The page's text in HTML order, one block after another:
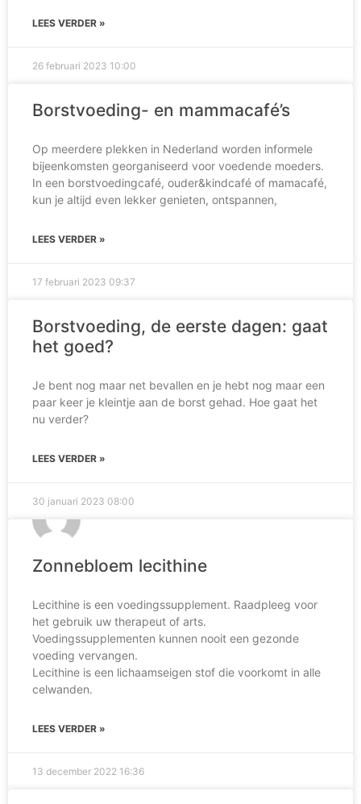
LEES VERDER »
26 februari 2023 10:00
Borstvoeding- en mammacafé’s
Op meerdere plekken in Nederland worden informele
bijeenkomsten georganiseerd voor voedende moeders.
In een borstvoedingcafé, ouder&kindcafé of mamacafé,
kun je altijd even lekker genieten, ontspannen,
LEES VERDER »
17 februari 2023 09:37
Borstvoeding, de eerste dagen: gaat
het goed?
Je bent nog maar net bevallen en je hebt nog maar een
paar keer je kleintje aan de borst gehad. Hoe gaat het
nu verder?
LEES VERDER »
30 januari 2023 08:00
Zonnebloem lecithine
Lecithine is een voedingssupplement. Raadpleeg voor
het gebruik uw therapeut of arts.
Voedingssupplementen kunnen nooit een gezonde
voeding vervangen.
Lecithine is een lichaamseigen stof die voorkomt in alle
celwanden.
LEES VERDER »
13 december 2022 16:36